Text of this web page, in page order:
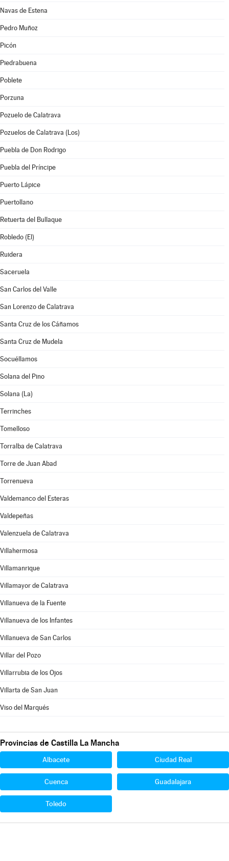
Navas de Estena
Pedro Muñoz
Picón
Piedrabuena
Poblete
Porzuna
Pozuelo de Calatrava
Pozuelos de Calatrava (Los)
Puebla de Don Rodrigo
Puebla del Príncipe
Puerto Lápice
Puertollano
Retuerta del Bullaque
Robledo (El)
Ruidera
Saceruela
San Carlos del Valle
San Lorenzo de Calatrava
Santa Cruz de los Cáñamos
Santa Cruz de Mudela
Socuéllamos
Solana del Pino
Solana (La)
Terrinches
Tomelloso
Torralba de Calatrava
Torre de Juan Abad
Torrenueva
Valdemanco del Esteras
Valdepeñas
Valenzuela de Calatrava
Villahermosa
Villamanrique
Villamayor de Calatrava
Villanueva de la Fuente
Villanueva de los Infantes
Villanueva de San Carlos
Villar del Pozo
Villarrubia de los Ojos
Villarta de San Juan
Viso del Marqués
Provincias de Castilla La Mancha
Albacete Ciudad Real
Cuenca Guadalajara
Toledo